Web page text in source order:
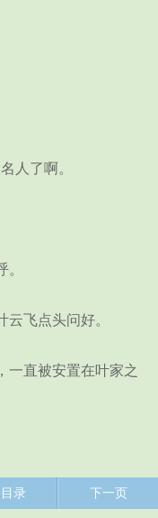
人了啊。
飞点头问好。
直被安置在叶家之
录 下一页